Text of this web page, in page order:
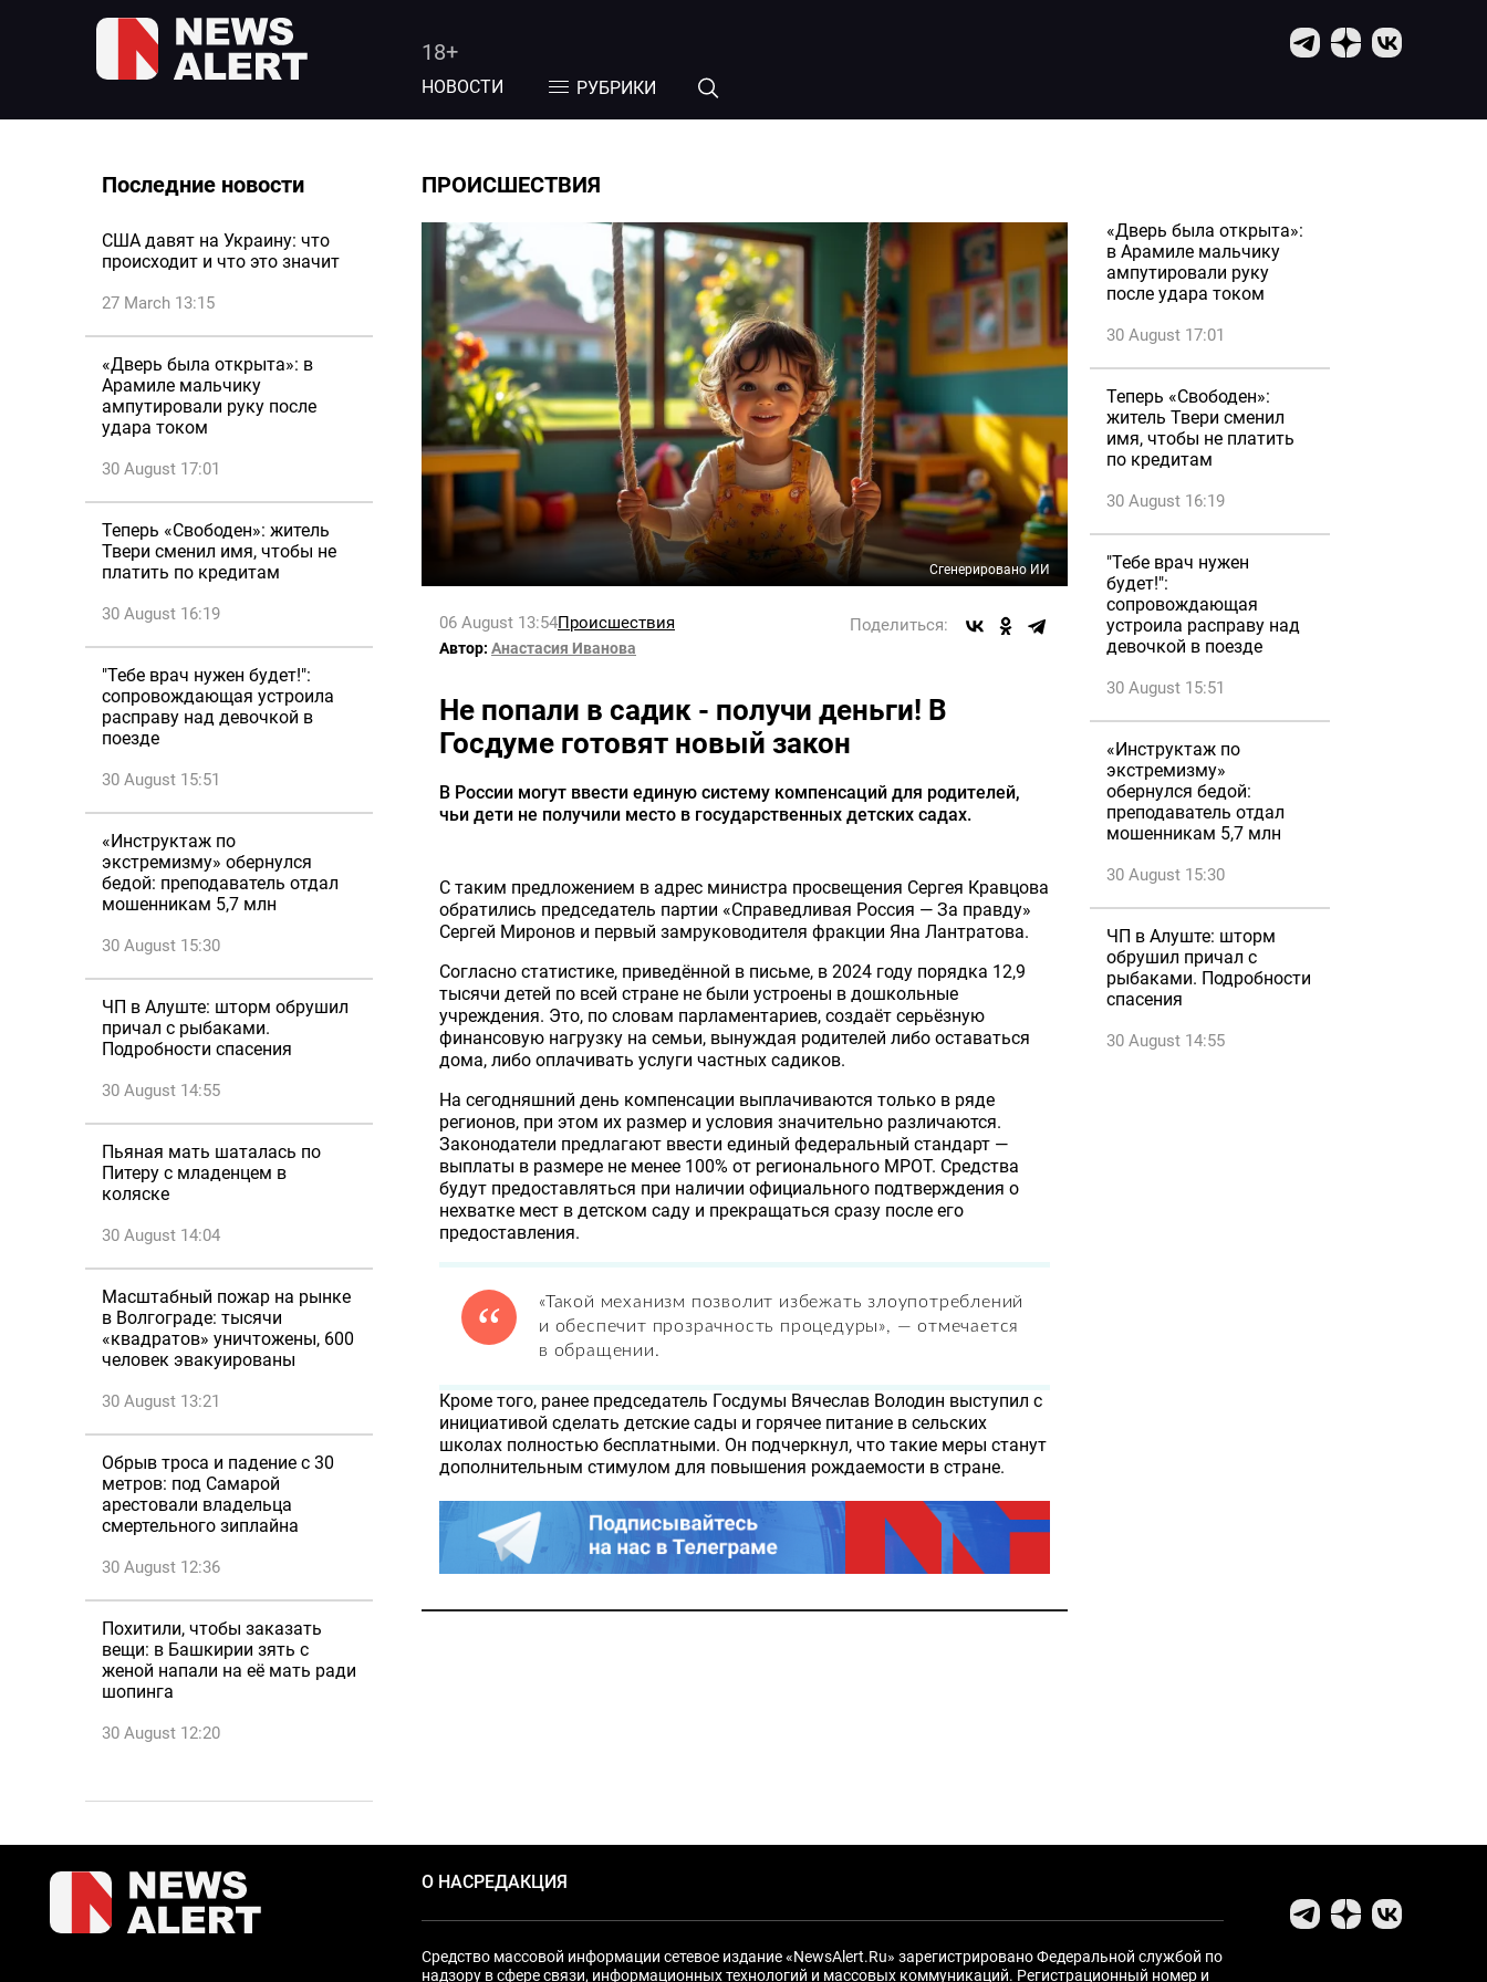
18+
НОВОСТИ РУБРИКИ
Последние новости
США давят на Украину: что
происходит и что это значит
27 March 13:15
«Дверь была открыта»: в
Арамиле мальчику
ампутировали руку после
удара током
30 August 17:01
Теперь «Свободен»: житель
Твери сменил имя, чтобы не
платить по кредитам
30 August 16:19
"Тебе врач нужен будет!":
сопровождающая устроила
расправу над девочкой в
поезде
30 August 15:51
«Инструктаж по
экстремизму» обернулся
бедой: преподаватель отдал
мошенникам 5,7 млн
30 August 15:30
ЧП в Алуште: шторм обрушил
причал с рыбаками.
Подробности спасения
30 August 14:55
Пьяная мать шаталась по
Питеру с младенцем в
коляске
30 August 14:04
Масштабный пожар на рынке
в Волгограде: тысячи
«квадратов» уничтожены, 600
человек эвакуированы
30 August 13:21
Обрыв троса и падение с 30
метров: под Самарой
арестовали владельца
смертельного зиплайна
30 August 12:36
Похитили, чтобы заказать
вещи: в Башкирии зять с
женой напали на её мать ради
шопинга
30 August 12:20
ПРОИСШЕСТВИЯ
Сгенерировано ИИ
06 August 13:54Происшествия Поделиться:
Автор: Анастасия Иванова
Не попали в садик - получи деньги! В
Госдуме готовят новый закон
В России могут ввести единую систему компенсаций для родителей,
чьи дети не получили место в государственных детских садах.
С таким предложением в адрес министра просвещения Сергея Кравцова
обратились председатель партии «Справедливая Россия — За правду»
Сергей Миронов и первый замруководителя фракции Яна Лантратова.
Согласно статистике, приведённой в письме, в 2024 году порядка 12,9
тысячи детей по всей стране не были устроены в дошкольные
учреждения. Это, по словам парламентариев, создаёт серьёзную
финансовую нагрузку на семьи, вынуждая родителей либо оставаться
дома, либо оплачивать услуги частных садиков.
На сегодняшний день компенсации выплачиваются только в ряде
регионов, при этом их размер и условия значительно различаются.
Законодатели предлагают ввести единый федеральный стандарт —
выплаты в размере не менее 100% от регионального МРОТ. Средства
будут предоставляться при наличии официального подтверждения о
нехватке мест в детском саду и прекращаться сразу после его
предоставления.
«Такой механизм позволит избежать злоупотреблений
и обеспечит прозрачность процедуры», — отмечается
в обращении.
Кроме того, ранее председатель Госдумы Вячеслав Володин выступил с
инициативой сделать детские сады и горячее питание в сельских
школах полностью бесплатными. Он подчеркнул, что такие меры станут
дополнительным стимулом для повышения рождаемости в стране.
«Дверь была открыта»:
в Арамиле мальчику
ампутировали руку
после удара током
30 August 17:01
Теперь «Свободен»:
житель Твери сменил
имя, чтобы не платить
по кредитам
30 August 16:19
"Тебе врач нужен
будет!":
сопровождающая
устроила расправу над
девочкой в поезде
30 August 15:51
«Инструктаж по
экстремизму»
обернулся бедой:
преподаватель отдал
мошенникам 5,7 млн
30 August 15:30
ЧП в Алуште: шторм
обрушил причал с
рыбаками. Подробности
спасения
30 August 14:55
О НАСРЕДАКЦИЯ
Средство массовой информации сетевое издание «NewsAlert.Ru» зарегистрировано Федеральной службой по
надзору в сфере связи, информационных технологий и массовых коммуникаций. Регистрационный номер и